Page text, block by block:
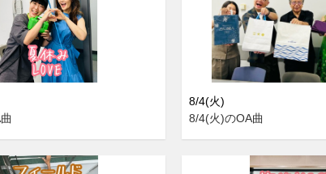
8/4(火)
8/4(火)のOA曲